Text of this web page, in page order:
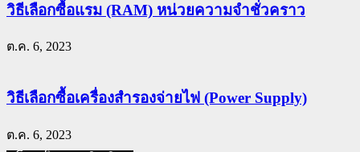
วิธีเลือกซื้อแรม (RAM) หน่วยความจำชั่วคราว
ต.ค. 6, 2023
วิธีเลือกซื้อเครื่องสำรองจ่ายไฟ (Power Supply)
ต.ค. 6, 2023